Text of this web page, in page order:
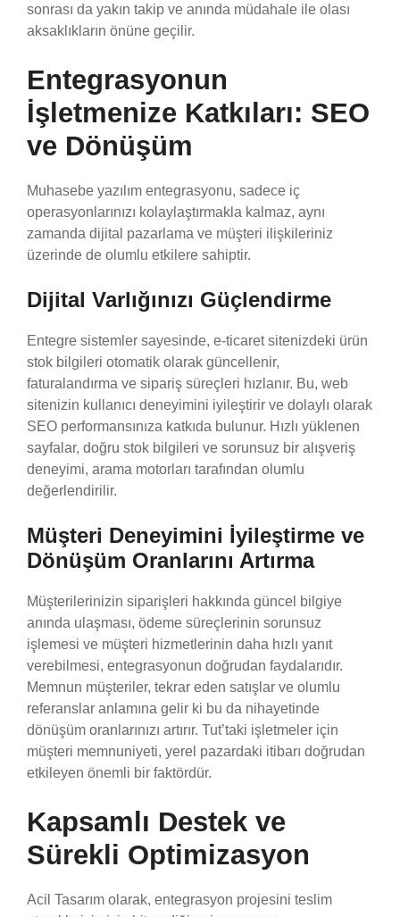
sonrası da yakın takip ve anında müdahale ile olası
aksaklıkların önüne geçilir.
Entegrasyonun
İşletmenize Katkıları: SEO
ve Dönüşüm
Muhasebe yazılım entegrasyonu, sadece iç
operasyonlarınızı kolaylaştırmakla kalmaz, aynı
zamanda dijital pazarlama ve müşteri ilişkileriniz
üzerinde de olumlu etkilere sahiptir.
Dijital Varlığınızı Güçlendirme
Entegre sistemler sayesinde, e-ticaret sitenizdeki ürün
stok bilgileri otomatik olarak güncellenir,
faturalandırma ve sipariş süreçleri hızlanır. Bu, web
sitenizin kullanıcı deneyimini iyileştirir ve dolaylı olarak
SEO performansınıza katkıda bulunur. Hızlı yüklenen
sayfalar, doğru stok bilgileri ve sorunsuz bir alışveriş
deneyimi, arama motorları tarafından olumlu
değerlendirilir.
Müşteri Deneyimini İyileştirme ve
Dönüşüm Oranlarını Artırma
Müşterilerinizin siparişleri hakkında güncel bilgiye
anında ulaşması, ödeme süreçlerinin sorunsuz
işlemesi ve müşteri hizmetlerinin daha hızlı yanıt
verebilmesi, entegrasyonun doğrudan faydalarıdır.
Memnun müşteriler, tekrar eden satışlar ve olumlu
referanslar anlamına gelir ki bu da nihayetinde
dönüşüm oranlarınızı artırır. Tut’taki işletmeler için
müşteri memnuniyeti, yerel pazardaki itibarı doğrudan
etkileyen önemli bir faktördür.
Kapsamlı Destek ve
Sürekli Optimizasyon
Acil Tasarım olarak, entegrasyon projesini teslim